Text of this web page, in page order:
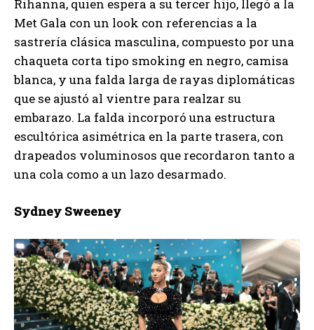
Rihanna, quien espera a su tercer hijo, llegó a la
Met Gala con un look con referencias a la
sastrería clásica masculina, compuesto por una
chaqueta corta tipo smoking en negro, camisa
blanca, y una falda larga de rayas diplomáticas
que se ajustó al vientre para realzar su
embarazo. La falda incorporó una estructura
escultórica asimétrica en la parte trasera, con
drapeados voluminosos que recordaron tanto a
una cola como a un lazo desarmado.
Sydney Sweeney